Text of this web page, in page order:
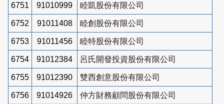
6751 91010999 睦凱股份有限公司
6752 91011408 睦創股份有限公司
6753 91011456 睦特股份有限公司
6754 91012384 呂氏開發投資股份有限公司
6755 91012390 雙西創意股份有限公司
6756 91014926 仲方財務顧問股份有限公司